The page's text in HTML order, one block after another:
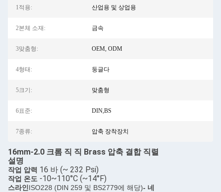
1적용: 산업용 및 상업용
2본체 소재: 금속
3맞춤형: OEM, ODM
4형태: 둥글다
5크기: 맞춤형
6표준: DIN,BS
7종류: 압축 장착장치
16mm-2.0 크롬 직 직 Brass 압축 결합 직렬
설명
작업 압력 16 바 (~ 232 Psi)
작업 온도 -10~110°C (~14°F)
스라인 ISO228 (DIN 259 및 BS2779에 해당)- 네